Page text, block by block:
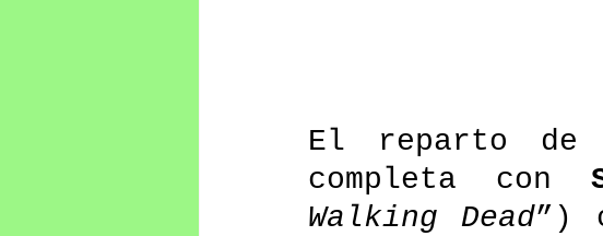
El reparto de
completa con
Walking Dead”)